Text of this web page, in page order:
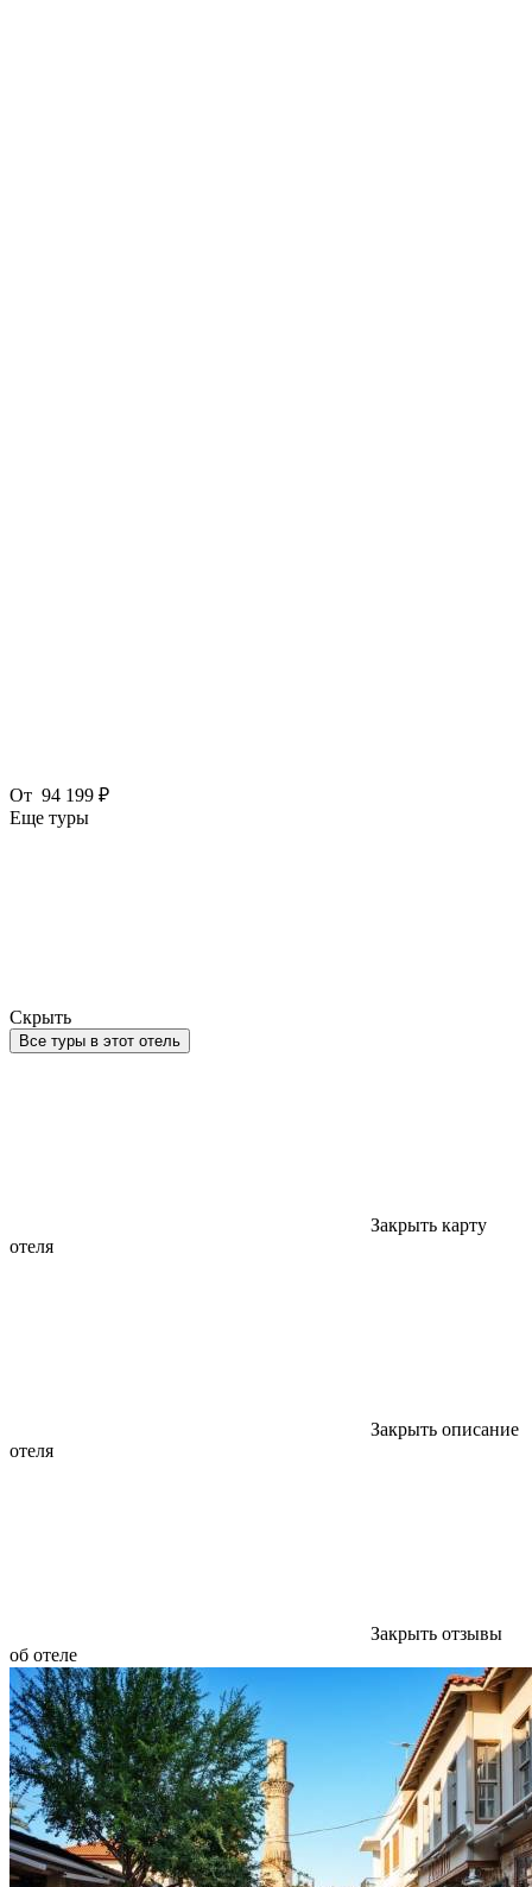
От 94 199 ₽
Еще туры
Скрыть
Все туры в этот отель
Закрыть карту
отеля
Закрыть описание
отеля
Закрыть отзывы
об отеле